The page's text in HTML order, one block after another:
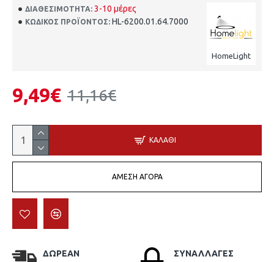
ΔΙΑΘΕΣΙΜΌΤΗΤΑ: 3-10 μέρες
ΚΩΔΙΚΌΣ ΠΡΟΪΌΝΤΟΣ: HL-6200.01.64.7000
HomeLight
11,16€
9,49€
ΚΑΛΆΘΙ
ΆΜΕΣΗ ΑΓΟΡΆ
ΔΩΡΕΆΝ
ΣΥΝΑΛΛΑΓΈΣ